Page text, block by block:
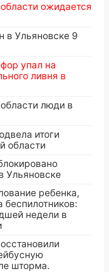
ожидается
в Ульяновске 9
упал на
ливня в
люди в
итоги
области
Ульяновске
ребенка,
беспилотников:
недели в
шторма.